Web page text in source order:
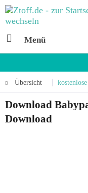
Menü
Übersicht
Download
Download